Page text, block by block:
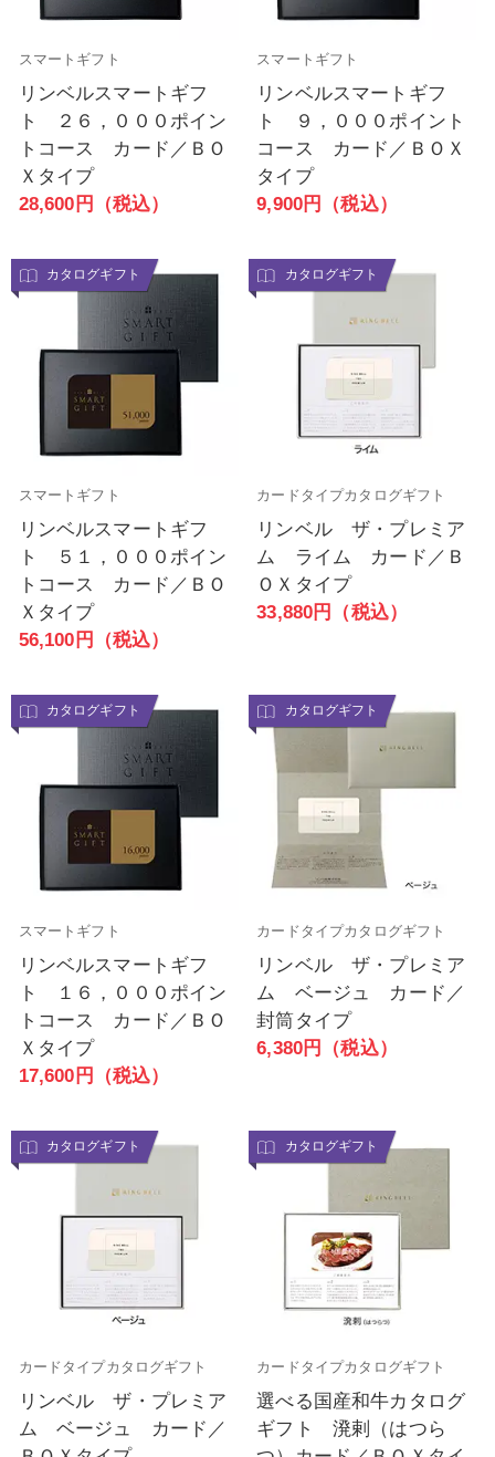
スマートギフト
リンベルスマートギフ
ト ２６，０００ポイン
トコース カード／ＢＯ
Ｘタイプ
28,600円（税込）
スマートギフト
リンベルスマートギフ
ト ９，０００ポイント
コース カード／ＢＯＸ
タイプ
9,900円（税込）
カタログギフト
スマートギフト
リンベルスマートギフ
ト ５１，０００ポイン
トコース カード／ＢＯ
Ｘタイプ
56,100円（税込）
カタログギフト
カードタイプカタログギフト
リンベル ザ・プレミア
ム ライム カード／Ｂ
ＯＸタイプ
33,880円（税込）
カタログギフト
スマートギフト
リンベルスマートギフ
ト １６，０００ポイン
トコース カード／ＢＯ
Ｘタイプ
17,600円（税込）
カタログギフト
カードタイプカタログギフト
リンベル ザ・プレミア
ム ベージュ カード／
封筒タイプ
6,380円（税込）
カタログギフト
カードタイプカタログギフト
リンベル ザ・プレミア
ム ベージュ カード／
カタログギフト
カードタイプカタログギフト
選べる国産和牛カタログ
ギフト 溌剌（はつら